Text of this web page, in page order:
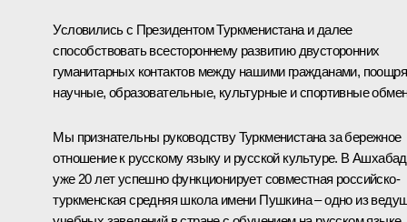
Условились с Президентом Туркменистана и далее
способствовать всестороннему развитию двусторонних
гуманитарных контактов между нашими гражданами,
научные, образовательные, культурные и спортивные
Мы признательны руководству Туркменистана за бережное
отношение к русскому языку и русской культуре. В
уже 20 лет успешно функционирует совместная российско-
туркменская средняя школа имени Пушкина – одно из